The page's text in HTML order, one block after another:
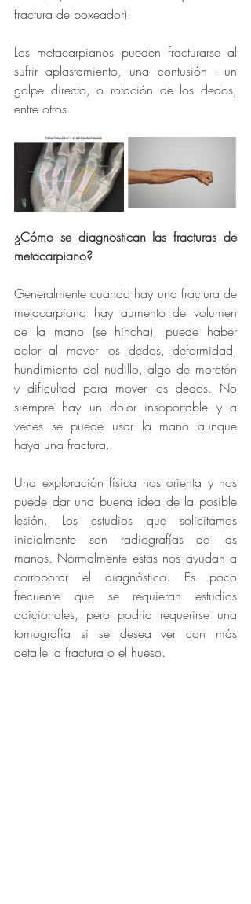
fractura de boxeador).
Los metacarpianos pueden fracturarse al
sufrir aplastamiento, una contusión - un
golpe directo, o rotación de los dedos,
entre otros.
¿Cómo se diagnostican las fracturas de
metacarpiano?
Generalmente cuando hay una fractura de
metacarpiano hay aumento de volumen
de la mano (se hincha), puede haber
dolor al mover los dedos, deformidad,
hundimiento del nudillo, algo de moretón
y dificultad para mover los dedos. No
siempre hay un dolor insoportable y a
veces se puede usar la mano aunque
haya una fractura.
Una exploración física nos orienta y nos
puede dar una buena idea de la posible
lesión. Los estudios que solicitamos
inicialmente son radiografías de las
manos. Normalmente estas nos ayudan a
corroborar el diagnóstico. Es poco
frecuente que se requieran estudios
adicionales, pero podría requerirse una
tomografía si se desea ver con más
detalle la fractura o el hueso.